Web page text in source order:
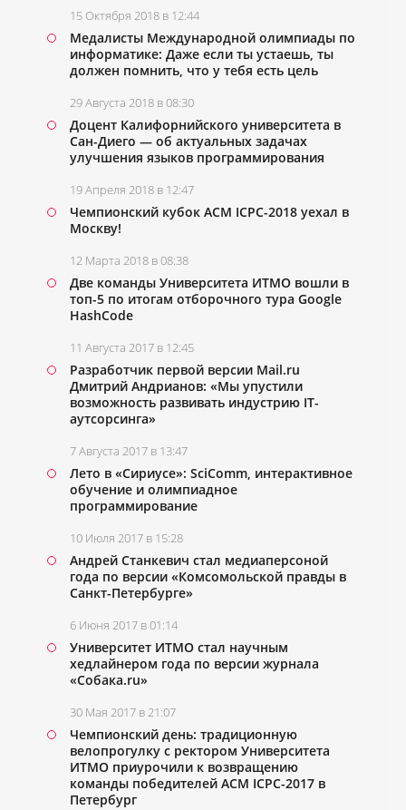
15 Октября 2018 в 12:44
Медалисты Международной олимпиады по
информатике: Даже если ты устаешь, ты
должен помнить, что у тебя есть цель
29 Августа 2018 в 08:30
Доцент Калифорнийского университета в
Сан-Диего — об актуальных задачах
улучшения языков программирования
19 Апреля 2018 в 12:47
Чемпионский кубок ACM ICPC-2018 уехал в
Москву!
12 Марта 2018 в 08:38
Две команды Университета ИТМО вошли в
топ-5 по итогам отборочного тура Google
HashCode
11 Августа 2017 в 12:45
Разработчик первой версии Mail.ru
Дмитрий Андрианов: «Мы упустили
возможность развивать индустрию IT-
аутсорсинга»
7 Августа 2017 в 13:47
Лето в «Сириусе»: SciComm, интерактивное
обучение и олимпиадное
программирование
10 Июля 2017 в 15:28
Андрей Станкевич стал медиаперсоной
года по версии «Комсомольской правды в
Санкт-Петербурге»
6 Июня 2017 в 01:14
Университет ИТМО стал научным
хедлайнером года по версии журнала
«Собака.ru»
30 Мая 2017 в 21:07
Чемпионский день: традиционную
велопрогулку с ректором Университета
ИТМО приурочили к возвращению
команды победителей ACM ICPC-2017 в
Петербург